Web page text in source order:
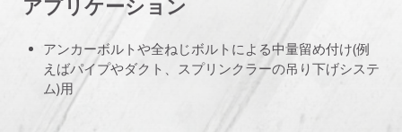
アプリケーション
アンカーボルトや全ねじボルトによる中量留め付け(例
えばパイプやダクト、スプリンクラーの吊り下げシステ
ム)用